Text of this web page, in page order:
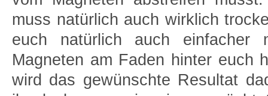
muss natürlich auch wirklich
euch natürlich auch einfacher
Magneten am Faden hinter euch
wird das gewünschte Resultat